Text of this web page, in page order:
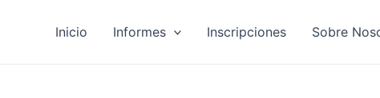
Inicio Informes Inscripciones Sobre